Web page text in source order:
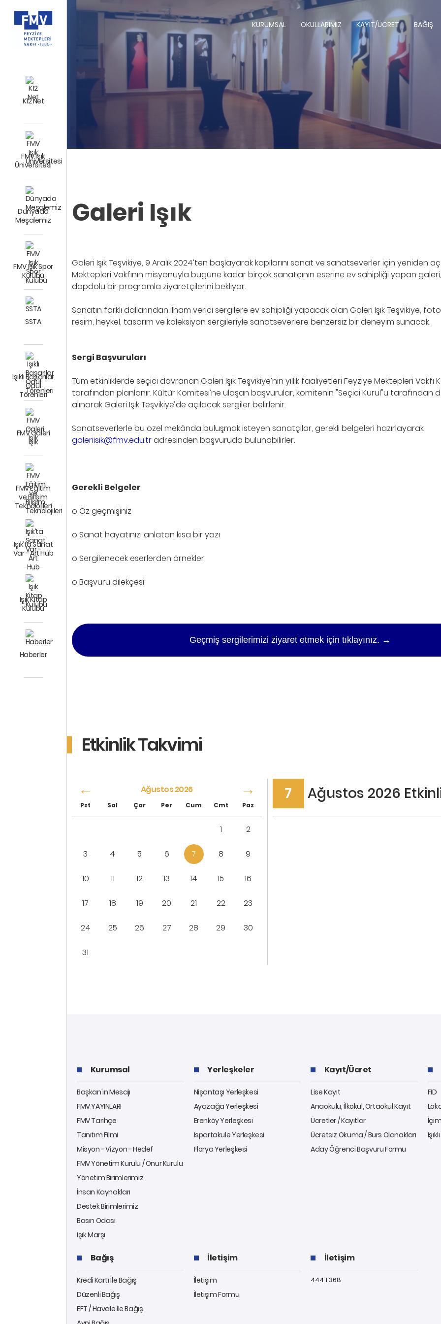
K12 Net
FMV Işık
Üniversitesi
Dünyada
Meşalemiz
FMV Işık Spor
Kulübü
SSTA
Işıklı Başarılar
Ödül
Törenleri
FMV Galeri
Işık
FMV Eğitim
ve Bilişim
Teknolojileri
Işık’ta Sanat
Var - Art Hub
Işık Kitap
Kulübü
Haberler
KURUMSAL OKULLARIMIZ KAYIT/ÜCRET BAĞIŞ
Galeri Işık
Galeri Işık Teşvikiye, 9 Aralık 2024’ten başlayarak kapılarını sanat ve sanatseverler için yeniden
Mektepleri Vakfının misyonuyla bugüne kadar birçok sanatçının eserine ev sahipliği yapan
dopdolu bir programla ziyaretçilerini bekliyor.
Sanatın farklı dallarından ilham verici sergilere ev sahipliği yapacak olan Galeri Işık Teşvikiye,
resim, heykel, tasarım ve koleksiyon sergileriyle sanatseverlere benzersiz bir deneyim sunacak.
Sergi Başvuruları
Tüm etkinliklerde seçici davranan Galeri Işık Teşvikiye’nin yıllık faaliyetleri Feyziye Mektepleri Vakfı
tarafından planlanır. Kültür Komitesi’ne ulaşan başvurular, komitenin "Seçici Kurul"u tarafından
alınarak Galeri Işık Teşvikiye’de açılacak sergiler belirlenir.
Sanatseverlerle bu özel mekânda buluşmak isteyen sanatçılar, gerekli belgeleri hazırlayarak
galeriisik@fmv.edu.tradresinden başvuruda bulunabilirler.
Gerekli Belgeler
o Öz geçmişiniz
o Sanat hayatınızı anlatan kısa bir yazı
o Sergilenecek eserlerden örnekler
o Başvuru dilekçesi
Geçmiş sergilerimizi ziyaret etmek için tıklayınız. →
Etkinlik Takvimi
Ağustos 2026
Pzt Sal Çar Per Cum Cmt Paz
1 2
3 4 5 6 7 8 9
10 11 12 13 14 15 16
17 18 19 20 21 22 23
24 25 26 27 28 29 30
31
7 Ağustos 2026
Kurumsal
Başkan'ın Mesajı
FMV YAYINLARI
FMV Tarihçe
Tanıtım Filmi
Misyon - Vizyon - Hedef
FMV Yönetim Kurulu / Onur Kurulu
Yönetim Birimlerimiz
İnsan Kaynakları
Destek Birimlerimiz
Basın Odası
Işık Marşı
Yerleşkeler
Nişantaşı Yerleşkesi
Ayazağa Yerleşkesi
Erenköy Yerleşkesi
Ispartakule Yerleşkesi
Florya Yerleşkesi
Kayıt/Ücret
Lise Kayıt
Anaokulu, İlkokul, Ortaokul Kayıt
Ücretler / Kayıtlar
Ücretsiz Okuma / Burs Olanakları
Aday Öğrenci Başvuru Formu
FID
Bağış
Kredi Kartı İle Bağış
Düzenli Bağış
EFT / Havale İle Bağış
İletişim
İletişim
İletişim Formu
İletişim
444 1 368